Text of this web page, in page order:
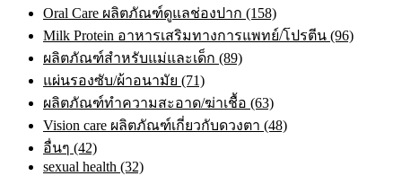
Oral Care ผลิตภัณฑ์ดูแลช่องปาก (158)
Milk Protein อาหารเสริมทางการแพทย์/โปรตีน (96)
ผลิตภัณฑ์สำหรับแม่และเด็ก (89)
แผ่นรองซับ/ผ้าอนามัย (71)
ผลิตภัณฑ์ทําความสะอาด/ฆ่าเชื้อ (63)
Vision care ผลิตภัณฑ์เกี่ยวกับดวงตา (48)
อื่นๆ (42)
sexual health (32)